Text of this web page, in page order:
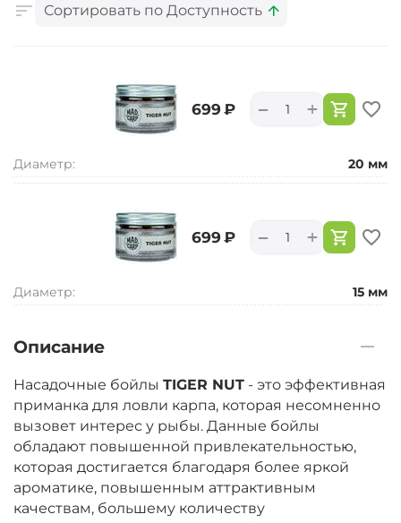
Сортировать по Доступность
‍699‍ ₽ +
−
Диаметр: 20 мм
‍699‍ ₽ +
−
Диаметр: 15 мм
Описание
Насадочные бойлы TIGER NUT - это эффективная
приманка для ловли карпа, которая несомненно
вызовет интерес у рыбы. Данные бойлы
обладают повышенной привлекательностью,
которая достигается благодаря более яркой
ароматике, повышенным аттрактивным
качествам, большему количеству